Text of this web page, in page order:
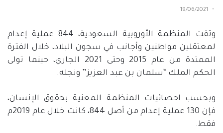
19/06/2021
وثقت المنظمة الأوروبية السعودية، 844 عملية إعدام
لمعتقلين مواطنين وأجانب في سجون البلاد، خلال الفترة
الممتدة من عام 2015 وحتى 2021 الجاري، حينما تولى
الحكم الملك “سلمان بن عبد العزيز” ونجله.
وبحسب احصائيات المنظمة المعنية بحقوق الإنسان،
فإن 130 عملية إعدام من أصل 844، كانت خلال عام 2019م
فقط.